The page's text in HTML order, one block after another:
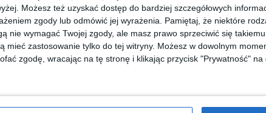
Możesz też uzyskać dostęp do bardziej szczegółowych
zgody lub odmówić jej wyrażenia.
Pamiętaj, że niektóre
nie wymagać Twojej zgody, ale masz prawo sprzeciwić się
mieć zastosowanie tylko do tej witryny. Możesz w dowolnym
zgodę, wracając na tę stronę i klikając przycisk "Prywatność" na